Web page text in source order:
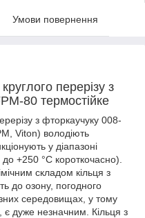
Умови повернення
перерізу з
80 термостійке
з фторкаучуку 008-
Viton) володіють
у діапазоні
+250 °C короткочасно).
складом кільця з
до озону, погодного
середовищах, у тому
є дуже незначним. Кільця з